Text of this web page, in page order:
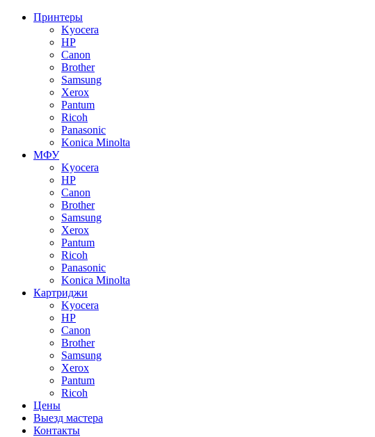
Принтеры
Kyocera
HP
Canon
Brother
Samsung
Xerox
Pantum
Ricoh
Panasonic
Konica Minolta
МФУ
Kyocera
HP
Canon
Brother
Samsung
Xerox
Pantum
Ricoh
Panasonic
Konica Minolta
Картриджи
Kyocera
HP
Canon
Brother
Samsung
Xerox
Pantum
Ricoh
Цены
Выезд мастера
Контакты